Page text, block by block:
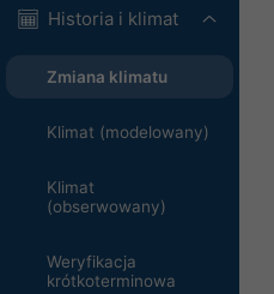
Historia i klimat
Zmiana klimatu
Klimat (modelowany)
Klimat
(obserwowany)
Weryfikacja
krótkoterminowa